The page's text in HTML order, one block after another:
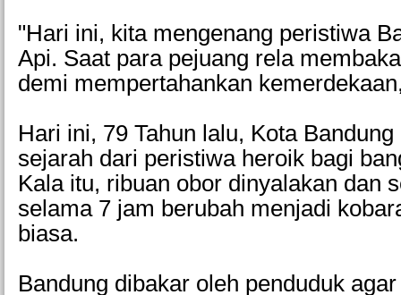
"Hari ini, kita mengenang peristiwa
Api. Saat para pejuang rela
demi mempertahankan
Hari ini, 79 Tahun lalu, Kota
sejarah dari peristiwa heroik bagi
Kala itu, ribuan obor dinyalakan dan
selama 7 jam berubah menjadi
biasa.
Bandung dibakar oleh penduduk